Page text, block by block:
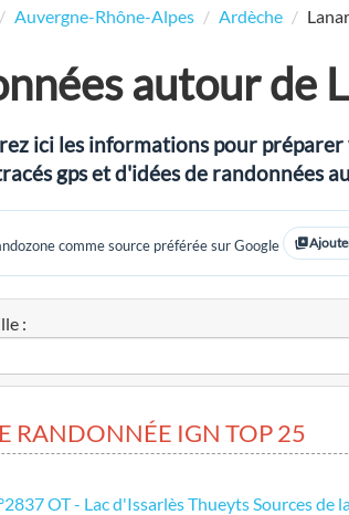
Auvergne-Rhône-Alpes Ardèche
autour de
ici les informations pour
gps et d'idées de randonnées
comme source préférée sur Google
:
RANDONNÉE IGN TOP 25
OT - Lac d'Issarlès Thueyts Sources de